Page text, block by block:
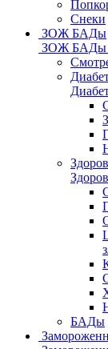
Снеки
ЗОЖ БАДы
ЗОЖ БАДы
БАДы